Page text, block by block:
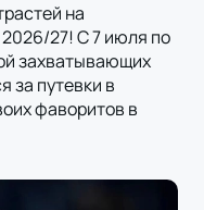
на
27! С 7 июля по
захватывающих
за путевки в
фаворитов в